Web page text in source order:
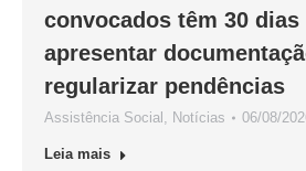
convocados têm 30 dias
apresentar
regularizar pendências
Assistência Social Notícias 06/08/
Leia mais